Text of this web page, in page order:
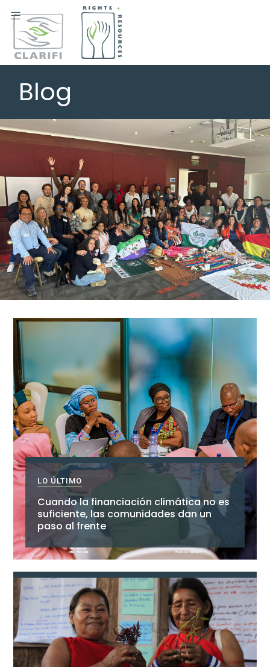

Blog
LO ÚLTIMO
Cuando la financiación climática no es
suficiente, las comunidades dan un
paso al frente